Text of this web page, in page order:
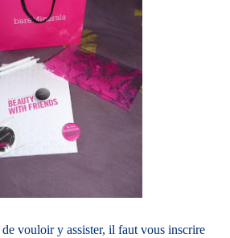
vouloir y assister, il faut vous inscrire